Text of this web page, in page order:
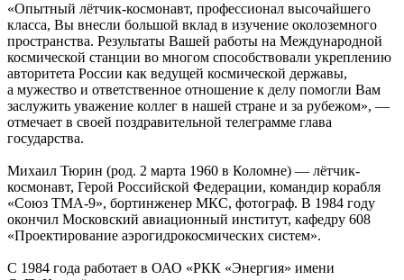
«Опытный лётчик-космонавт, профессионал высочайшего
класса, Вы внесли большой вклад в изучение околоземного
пространства. Результаты Вашей работы на Международной
космической станции во многом способствовали укреплению
авторитета России как ведущей космической державы,
а мужество и ответственное отношение к делу помогли Вам
заслужить уважение коллег в нашей стране и за рубежом», —
отмечает в своей поздравительной телеграмме глава
государства.
Михаил Тюрин (род. 2 марта 1960 в Коломне) — лётчик-
космонавт, Герой Российской Федерации, командир корабля
«Союз ТМА-9», бортинженер МКС, фотограф. В 1984 году
окончил Московский авиационный институт, кафедру 608
«Проектирование аэрогидрокосмических систем».
С 1984 года работает в ОАО «РКК «Энергия» имени